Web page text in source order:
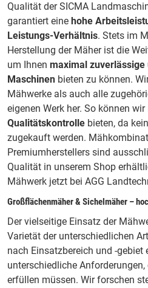
Qualität der SICMA
garantiert eine hohe
Leistungs-Verhältnis. Stets im
Herstellung der Mäher ist die
um Ihnen maximal
Maschinen bieten zu können.
Mähwerke als auch alle
eigenen Werk her. So können wir
Qualitätskontrolle bieten, da
zugekauft werden.
Premiumherstellers sind
Qualität in unserem Shop
Mähwerk jetzt bei AGG
Großflächenmäher & Sichelmäher –
Der vielseitige Einsatz der
Varietät der unterschiedlichen
nach Einsatzbereich und -gebiet
unterschiedliche Anforderungen,
erfüllen müssen. Wir forschen